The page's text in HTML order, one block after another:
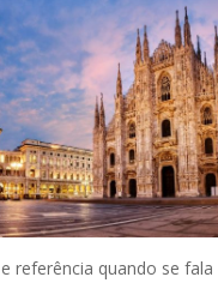
referência quando se